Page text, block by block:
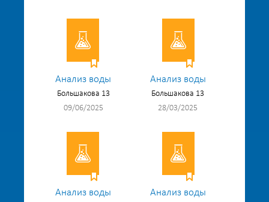
Анализ воды
Большакова 13
09/06/2025
Анализ воды
Большакова 13
28/03/2025
Анализ воды Анализ воды